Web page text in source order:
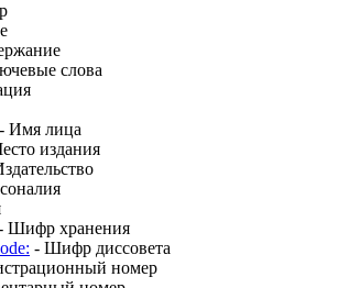
слова
- Имя лица
издания
Шифр хранения
- Шифр диссовета
номер